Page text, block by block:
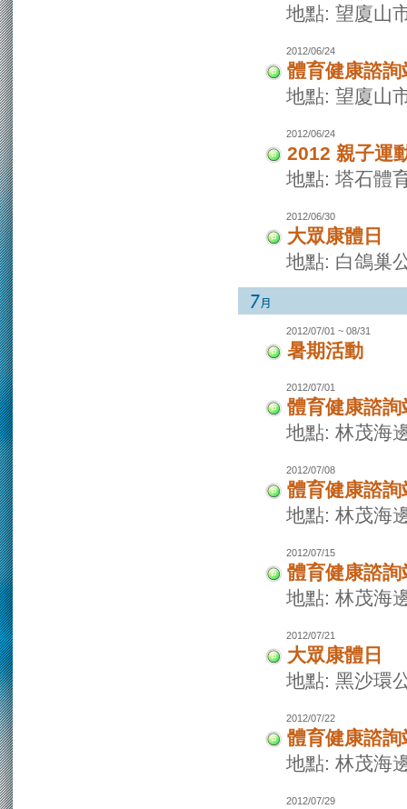
地點: 望廈山
2012/06/24
體育健康諮詢
地點: 望廈山
2012/06/24
2012 親子運
地點: 塔石體
2012/06/30
大眾康體日
地點: 白鴿巢
2012/07/01 ~ 08/31
暑期活動
2012/07/01
體育健康諮詢
地點: 林茂海
2012/07/08
體育健康諮詢
地點: 林茂海
2012/07/15
體育健康諮詢
地點: 林茂海
2012/07/21
大眾康體日
地點: 黑沙環
2012/07/22
體育健康諮詢
地點: 林茂海
2012/07/29